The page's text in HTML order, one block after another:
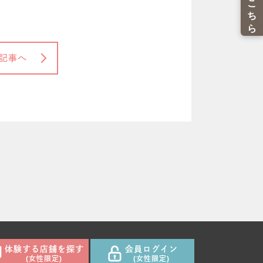
事へ
体験する店舗を探す
(女性限定)
会員ログイン
(女性限定)